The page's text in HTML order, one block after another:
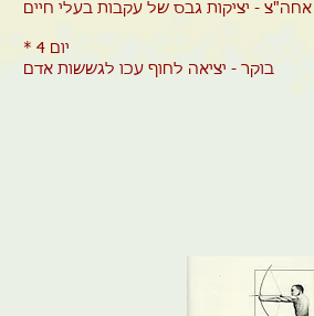
אחה"צ - יציקות גבס של עקבות בעלי חיים
* יום 4